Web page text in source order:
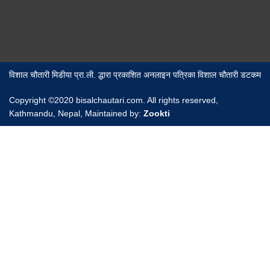
विशाल चौतारी मिडीया प्रा.ली. द्धारा प्रकाशित अनलाइन पत्रिका विशाल चौतारी डटकम
Copyright ©2020 bisalchautari.com. All rights reserved,
Kathmandu, Nepal, Maintained by: Zookti